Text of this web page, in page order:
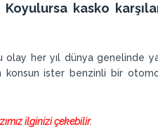
kasko
her yıl dünya genelinde
ister benzinli bir
ilginizi çekebilir.